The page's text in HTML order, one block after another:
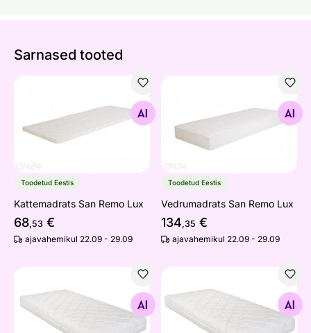
Sarnased tooted
Otsi sarnaseid
Toodetud Eestis
Kattemadrats San Remo Lux
68,53 €
ajavahemikul 22.09 - 29.09
Otsi sarnaseid
Toodetud Eestis
Vedrumadrats San Remo Lux
134,35 €
ajavahemikul 22.09 - 29.09
Lateksmadrats Hypnos Beebi-Lux 60x120x8 cm,
Otsi sarnaseid
Vedrumadrats Hypnos
Otsi sarnaseid